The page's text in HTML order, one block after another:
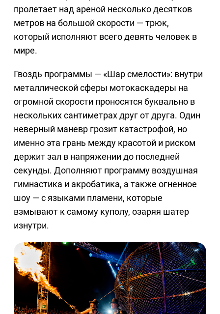
пролетает над ареной несколько десятков
метров на большой скорости — трюк,
который исполняют всего девять человек в
мире.
Гвоздь программы — «Шар смелости»: внутри
металлической сферы мотокаскадеры на
огромной скорости проносятся буквально в
нескольких сантиметрах друг от друга. Один
неверный маневр грозит катастрофой, но
именно эта грань между красотой и риском
держит зал в напряжении до последней
секунды. Дополняют программу воздушная
гимнастика и акробатика, а также огненное
шоу — с языками пламени, которые
взмывают к самому куполу, озаряя шатер
изнутри.